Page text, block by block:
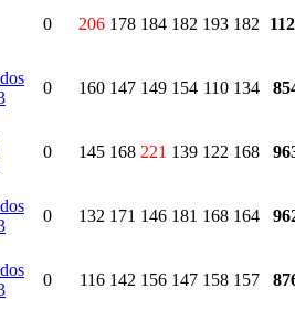
0 206 178 184 182 193 182
0 160 147 149 154 110 134
0 145 168 221 139 122 168
0 132 171 146 181 168 164
0 116 142 156 147 158 157